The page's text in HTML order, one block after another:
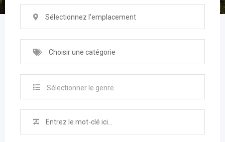
Sélectionnez l'emplacement
Choisir une catégorie
Sélectionner le genre